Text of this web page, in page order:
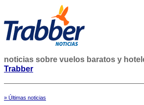
noticias sobre vuelos baratos y
Trabber
» Últimas noticias